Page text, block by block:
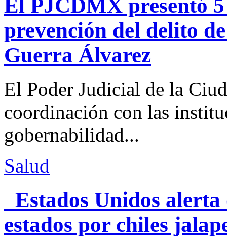
El PJCDMX presentó
prevención del delito
Guerra Álvarez
El Poder Judicial de la
coordinación con las
gobernabilidad...
Salud
Estados Unidos alerta
estados por chiles